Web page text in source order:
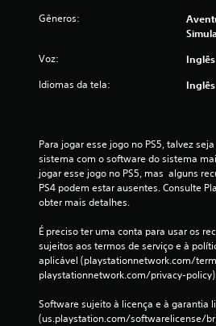
Gêneros:
Voz: Inglês
Idiomas da tela: Inglês
Para jogar esse jogo no PS5, talvez
sistema com o software do sistema
jogar esse jogo no PS5, mas  alguns
PS4 podem estar ausentes. Consulte
obter mais detalhes.
É preciso ter uma conta para usar os
sujeitos aos termos de serviço e à
aplicável (playstationnetwork.com/
playstationnetwork.com/privacy-
Software sujeito à licença e à garantia
(us.playstation.com/softwarelicense/